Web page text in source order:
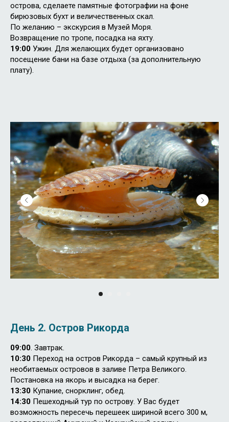
острова, сделаете памятные фотографии на фоне
бирюзовых бухт и величественных скал.
По желанию – экскурсия в Музей Моря.
Возвращение по тропе, посадка на яхту.
19:00 Ужин. Для желающих будет организовано
посещение бани на базе отдыха (за дополнительную
плату).
День 2. Остров Рикорда
09:00. Завтрак.
10:30 Переход на остров Рикорда – самый крупный из
необитаемых островов в заливе Петра Великого.
Постановка на якорь и высадка на берег.
13:30 Купание, снорклинг, обед.
14:30 Пешеходный тур по острову. У Вас будет
возможность пересечь перешеек шириной всего 300 м,